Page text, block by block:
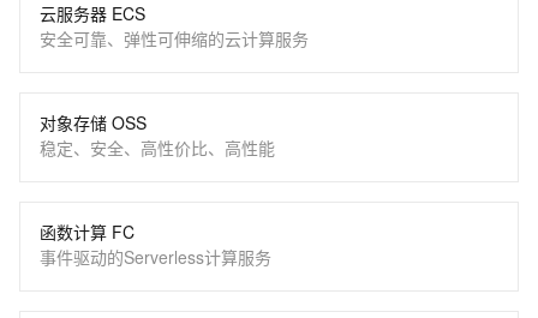
云服务器 ECS
安全可靠、弹性可伸缩的云计算服务
对象存储 OSS
稳定、安全、高性价比、高性能
函数计算 FC
事件驱动的Serverless计算服务